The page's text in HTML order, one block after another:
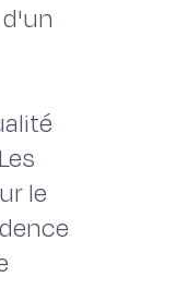
le